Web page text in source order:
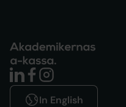
In English